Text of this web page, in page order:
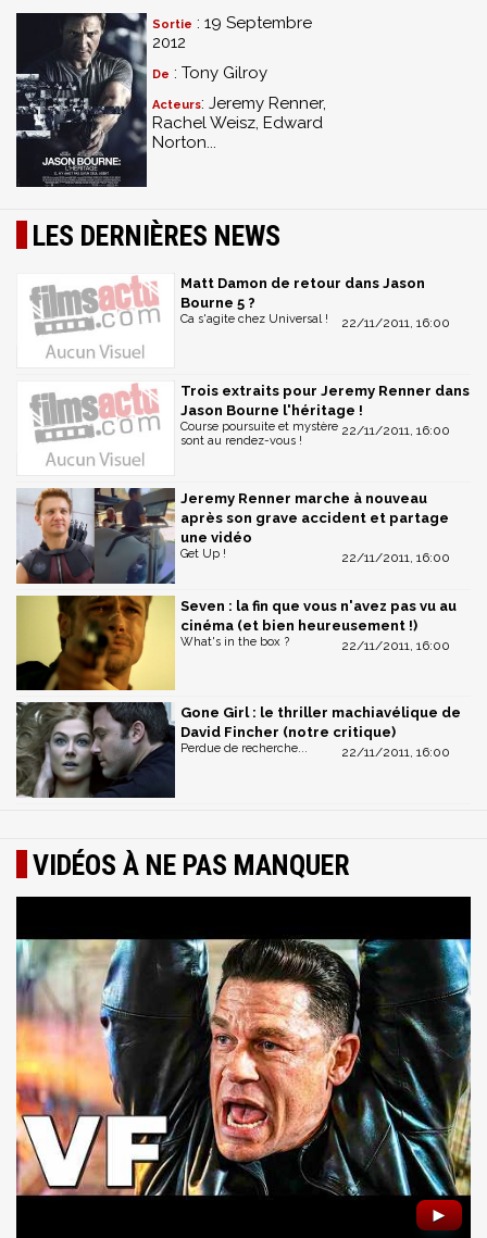
Sortie : 19 Septembre
2012
De : Tony Gilroy
Acteurs: Jeremy Renner,
Rachel Weisz, Edward
Norton...
LES DERNIÈRES NEWS
Matt Damon de retour dans Jason
Bourne 5 ?
22/11/2011, 16:00
Ca s'agite chez Universal !
Trois extraits pour Jeremy Renner dans
Jason Bourne l'héritage !
22/11/2011, 16:00
Course poursuite et mystère
sont au rendez-vous !
Jeremy Renner marche à nouveau
après son grave accident et partage
une vidéo
22/11/2011, 16:00
Get Up !
Seven : la fin que vous n'avez pas vu au
cinéma (et bien heureusement !)
22/11/2011, 16:00
What's in the box ?
Gone Girl : le thriller machiavélique de
David Fincher (notre critique)
22/11/2011, 16:00
Perdue de recherche...
VIDÉOS À NE PAS MANQUER
►